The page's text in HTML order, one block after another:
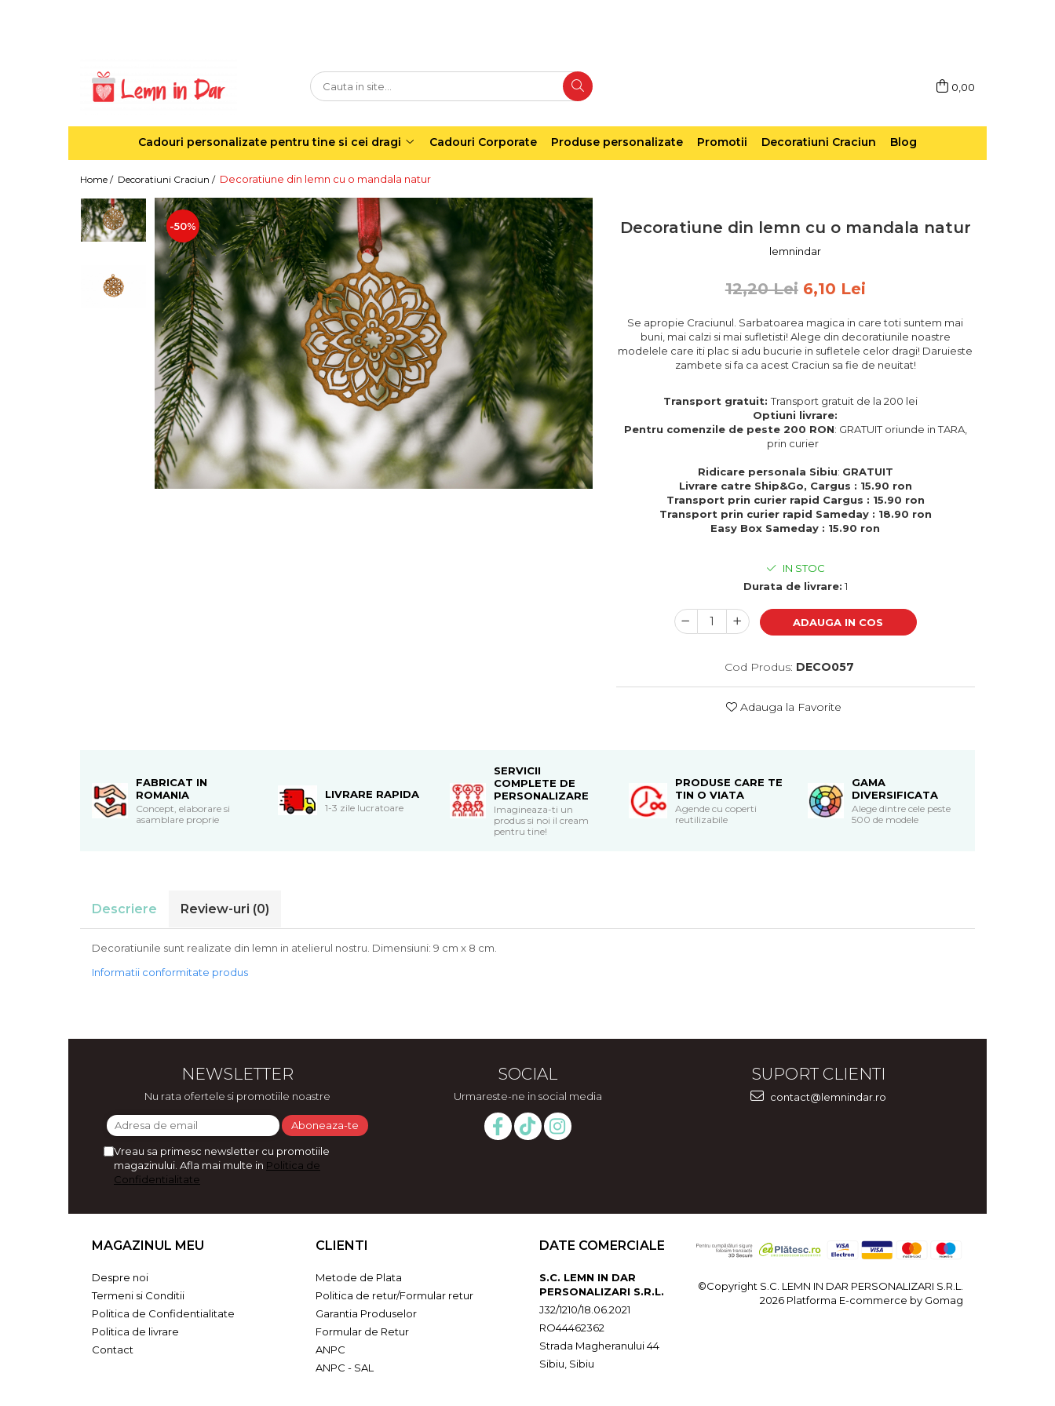
Agende din lemn
Decoratiuni cu lumina
Decoratiuni pentru cei dragi
Decoratiuni cu peisaje de iarna
Sosete de Craciun
Magneti de Craciun
Cadouri personalizate pentru
Cadouri pentru iubit
Cadouri pentru mama
Cadouri pentru tata
0,00
Cadouri personalizate pentru tine si cei dragi Cadouri Corporate Produse personalizate Promotii Decoratiuni Craciun Blog
Home / Decoratiuni Craciun / Decoratiune din lemn cu o mandala natur
Decoratiune din lemn cu o mandala natur
lemnindar
-50%
12,20 Lei 6,10 Lei
Se apropie Craciunul. Sarbatoarea magica in care toti suntem mai
buni, mai calzi si mai sufletisti! Alege din decoratiunile noastre
modelele care iti plac si adu bucurie in sufletele celor dragi! Daruieste
zambete si fa ca acest Craciun sa fie de neuitat!
Transport gratuit:Transport gratuit de la 200 lei
Optiuni livrare:
Pentru comenzile de peste 200 RON: GRATUIT oriunde in TARA,
prin curier
Ridicare personala Sibiu: GRATUIT
Livrare catre Ship&Go, Cargus : 15.90 ron
Transport prin curier rapid Cargus : 15.90 ron
Transport prin curier rapid Sameday : 18.90 ron
Easy Box Sameday : 15.90 ron
IN STOC
Durata de livrare: 1
ADAUGA IN COS
Cod Produs: DECO057
Adauga la Favorite
FABRICAT IN
ROMANIA
Concept, elaborare si
asamblare proprie
LIVRARE RAPIDA
1-3 zile lucratoare
SERVICII
COMPLETE DE
PERSONALIZARE
Imagineaza-ti un
produs si noi il cream
pentru tine!
PRODUSE CARE TE
TIN O VIATA
Agende cu coperti
reutilizabile
GAMA
DIVERSIFICATA
Alege dintre cele peste
500 de modele
Descriere Review-uri (0)
Decoratiunile sunt realizate din lemn in atelierul nostru. Dimensiuni: 9 cm x 8 cm.
Informatii conformitate produs
NEWSLETTER
Nu rata ofertele si promotiile noastre
Vreau sa primesc newsletter cu promotiile
magazinului. Afla mai multe in Politica de
Confidentialitate
SOCIAL
Urmareste-ne in social media
SUPORT CLIENTI
contact@lemnindar.ro
MAGAZINUL MEU
Despre noi
Termeni si Conditii
Politica de Confidentialitate
Politica de livrare
Contact
CLIENTI
Metode de Plata
Politica de retur/Formular retur
Garantia Produselor
Formular de Retur
ANPC
ANPC - SAL
DATE COMERCIALE
S.C. LEMN IN DAR
PERSONALIZARI S.R.L.
J32/1210/18.06.2021
RO44462362
Strada Magheranului 44
Sibiu, Sibiu
©Copyright S.C. LEMN IN DAR PERSONALIZARI S.R.L.
2026 Platforma E-commerce by Gomag